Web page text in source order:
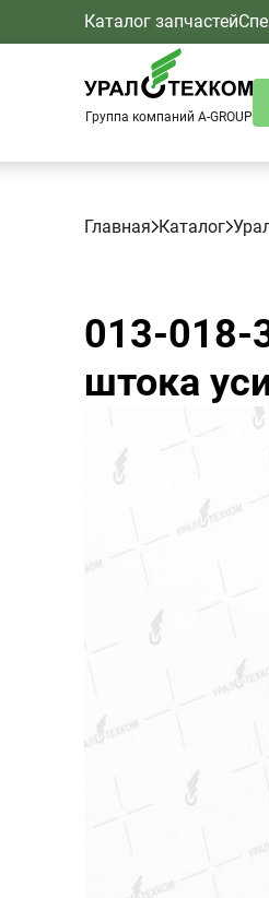
Каталог запчастей
Группа компаний A-GROUP
Главная Каталог
013-018-
штока